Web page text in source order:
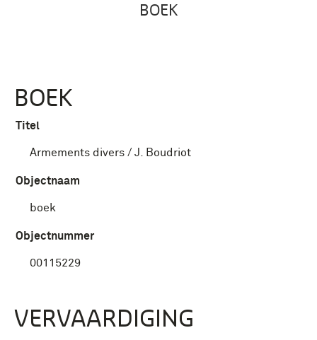
BOEK
BOEK
Titel
Armements divers / J. Boudriot
Objectnaam
boek
Objectnummer
00115229
VERVAARDIGING